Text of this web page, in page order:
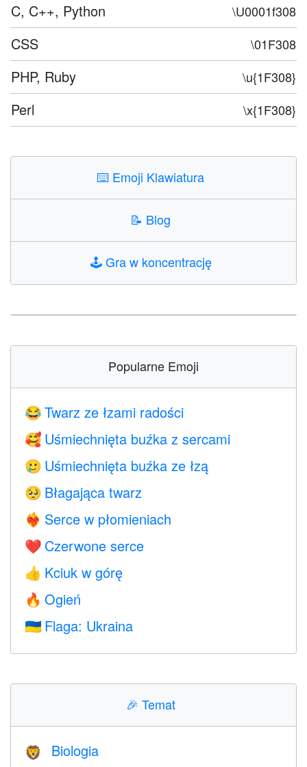
C, C++, Python \U0001f308
CSS \01F308
PHP, Ruby \u{1F308}
Perl \x{1F308}
⌨️ Emoji Klawiatura
📝 Blog
🕹️Gra w koncentrację
Popularne Emoji
😂 Twarz ze łzami radości
🥰 Uśmiechnięta buźka z sercami
🥲 Uśmiechnięta buźka ze łzą
🥺 Błagająca twarz
❤️‍🔥 Serce w płomieniach
❤️ Czerwone serce
👍 Kciuk w górę
🔥 Ogień
🇺🇦 Flaga: Ukraina
🎉 Temat
🦁 Biologia